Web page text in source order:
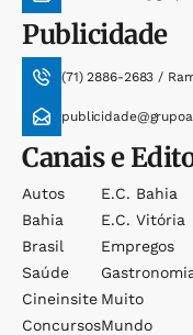
Publicidade
(71) 2886-2683 /
Canais e
Autos
Bahia
Brasil
Saúde
Cineinsite
Concursos
E.c. Bahia
E.c. Vitória
Empregos
Muito
Mundo